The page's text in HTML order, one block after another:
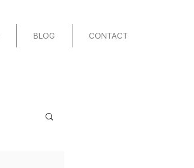
BLOG CONTACT